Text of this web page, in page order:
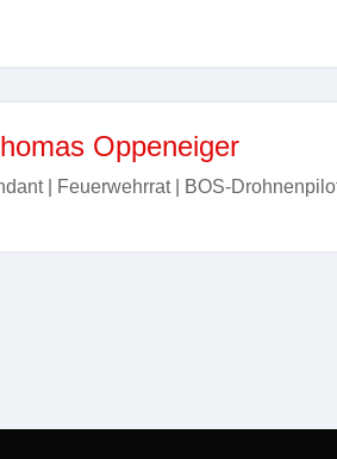
Oppeneiger
| Feuerwehrrat | BOS-